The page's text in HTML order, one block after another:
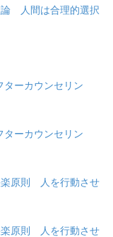
人間は合理的選択
ーカウンセリン
ーカウンセリン
楽原則 人を行動させ
楽原則 人を行動させ